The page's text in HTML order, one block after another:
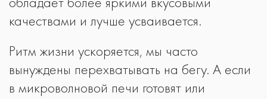
качествами и лучше усваивается.
Ритм жизни ускоряется, мы часто
вынуждены перехватывать на бегу. А если
в микроволновой печи готовят или